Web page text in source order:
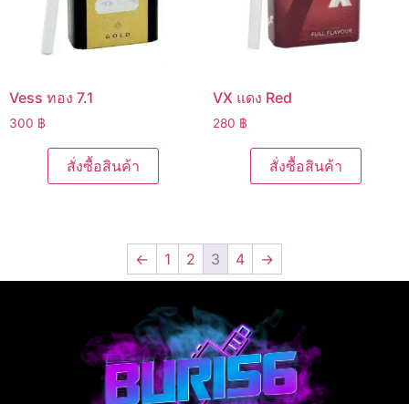
Vess ทอง 7.1
300 ฿
สั่งซื้อสินค้า
VX แดง Red
280 ฿
สั่งซื้อสินค้า
← 1 2 3 4 →